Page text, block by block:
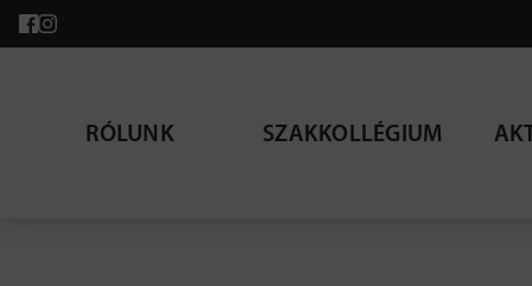
RÓLUNK SZAKKOLLÉGIUM